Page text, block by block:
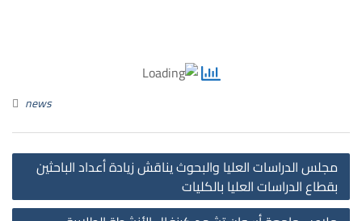
news
مجلس الدراسات العليا والبحوث يناقش زيادة أعداد الباحثين
بقطاع الدراسات العليا بالكليات